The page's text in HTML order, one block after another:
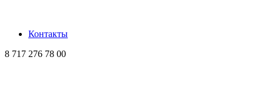
Контакты
8 717 276 78 00